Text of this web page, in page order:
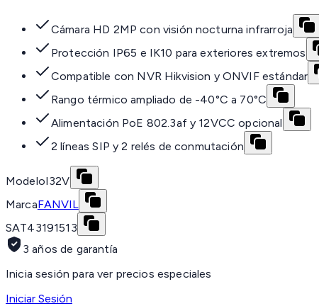
Cámara HD 2MP con visión nocturna infrarroja
Protección IP65 e IK10 para exteriores extremos
Compatible con NVR Hikvision y ONVIF estándar
Rango térmico ampliado de -40°C a 70°C
Alimentación PoE 802.3af y 12VCC opcional
2 líneas SIP y 2 relés de conmutación
ModeloI32V
MarcaFANVIL
SAT43191513
3 años de garantía
Inicia sesión para ver precios especiales
Iniciar Sesión